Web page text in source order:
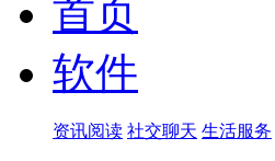
首页
软件
资讯阅读 社交聊天 生活服务